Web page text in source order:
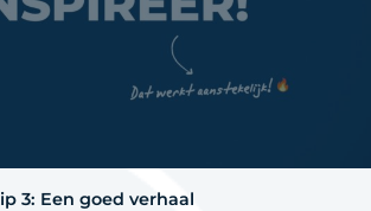
3: Een goed verhaal